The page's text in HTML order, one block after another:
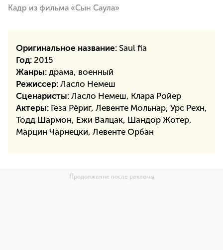
Кадр из фильма «Сын Саула»
Оригинальное название: Saul fia
Год: 2015
Жанры: драма, военный
Режиссер: Ласло Немеш
Сценаристы: Ласло Немеш, Клара Ройер
Актеры: Геза Рёриг, Левенте Мольнар, Урс Рехн,
Тодд Шармон, Ежи Валцак, Шандор Жотер,
Марцин Чарнецки, Левенте Орбан